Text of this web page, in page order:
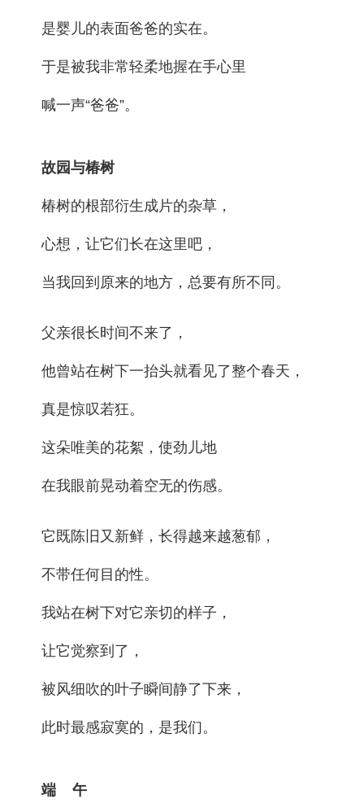
是婴儿的表面爸爸的实在。
于是被我非常轻柔地握在手心里
喊一声“爸爸”。
故园与椿树
椿树的根部衍生成片的杂草，
心想，让它们长在这里吧，
当我回到原来的地方，总要有所不同。
父亲很长时间不来了，
他曾站在树下一抬头就看见了整个春天，
真是惊叹若狂。
这朵唯美的花絮，使劲儿地
在我眼前晃动着空无的伤感。
它既陈旧又新鲜，长得越来越葱郁，
不带任何目的性。
我站在树下对它亲切的样子，
让它觉察到了，
被风细吹的叶子瞬间静了下来，
此时最感寂寞的，是我们。
端 午